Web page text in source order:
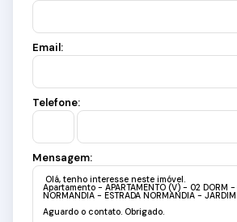
Email:
Telefone:
Mensagem: